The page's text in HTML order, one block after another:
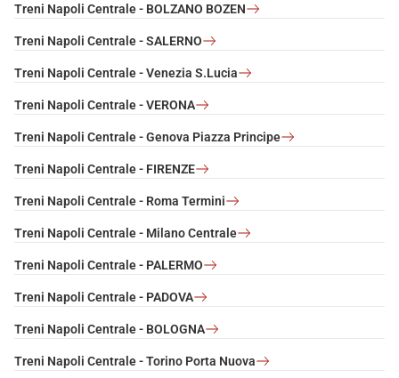
Treni Napoli Centrale - BOLZANO BOZEN
Treni Napoli Centrale - SALERNO
Treni Napoli Centrale - Venezia S.Lucia
Treni Napoli Centrale - VERONA
Treni Napoli Centrale - Genova Piazza Principe
Treni Napoli Centrale - FIRENZE
Treni Napoli Centrale - Roma Termini
Treni Napoli Centrale - Milano Centrale
Treni Napoli Centrale - PALERMO
Treni Napoli Centrale - PADOVA
Treni Napoli Centrale - BOLOGNA
Treni Napoli Centrale - Torino Porta Nuova